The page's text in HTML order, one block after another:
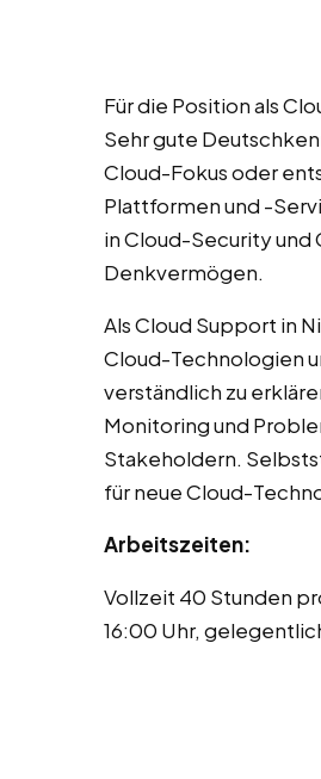
Für die Position als
Sehr gute
Cloud-Fokus oder
Plattformen und -
in Cloud-Security
Denkvermögen.
Als Cloud Support in
Cloud-Technologien
verständlich zu
Monitoring und
Stakeholdern.
für neue Cloud-
Arbeitszeiten:
Vollzeit 40 Stunden
16:00 Uhr,